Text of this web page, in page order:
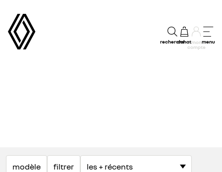
rechercheachatmon
compte
menu
modèle filtrer